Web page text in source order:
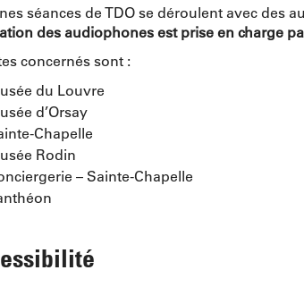
séances de TDO se déroulent avec des
des audiophones est prise en charge
concernés sont :
du Louvre
d’Orsay
Chapelle
Rodin
– Sainte-Chapelle